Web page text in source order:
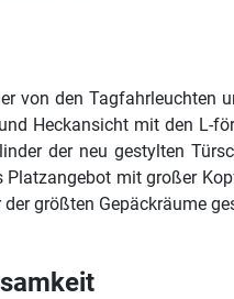
von den Tagfahrleuchten
Heckansicht mit den L-
der neu gestylten
mit großer
größten Gepäckräume